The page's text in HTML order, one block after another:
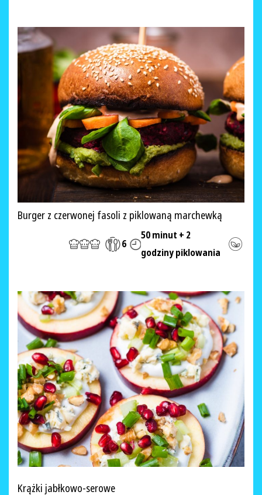
Burger z czerwonej fasoli z piklowaną marchewką
6
50 minut + 2
godziny piklowania
Krążki jabłkowo-serowe